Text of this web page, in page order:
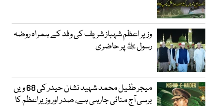
وزیر اعظم شہباز شریف کی وفد کے ہمراہ روضہ
رسول ﷺ پر حاضری
میجر طفیل محمد شہید نشان حیدر کی 68 ویں
برسی آج منائی جارہی ہے، صدر اور وزیراعظم کا